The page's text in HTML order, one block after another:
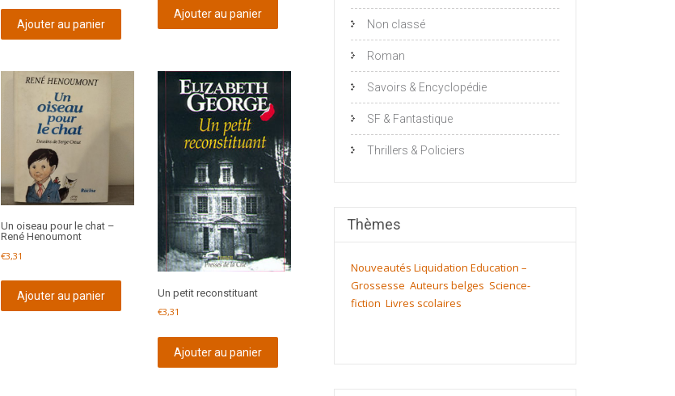
Ajouter au panier
Ajouter au panier
Un oiseau pour le chat –
René Henoumont
€3,31
Ajouter au panier
Un petit reconstituant
€3,31
Ajouter au panier
Non classé
Roman
Savoirs & Encyclopédie
SF & Fantastique
Thrillers & Policiers
Thèmes
Nouveautés Liquidation Education –
Grossesse Auteurs belges Science-
fiction Livres scolaires